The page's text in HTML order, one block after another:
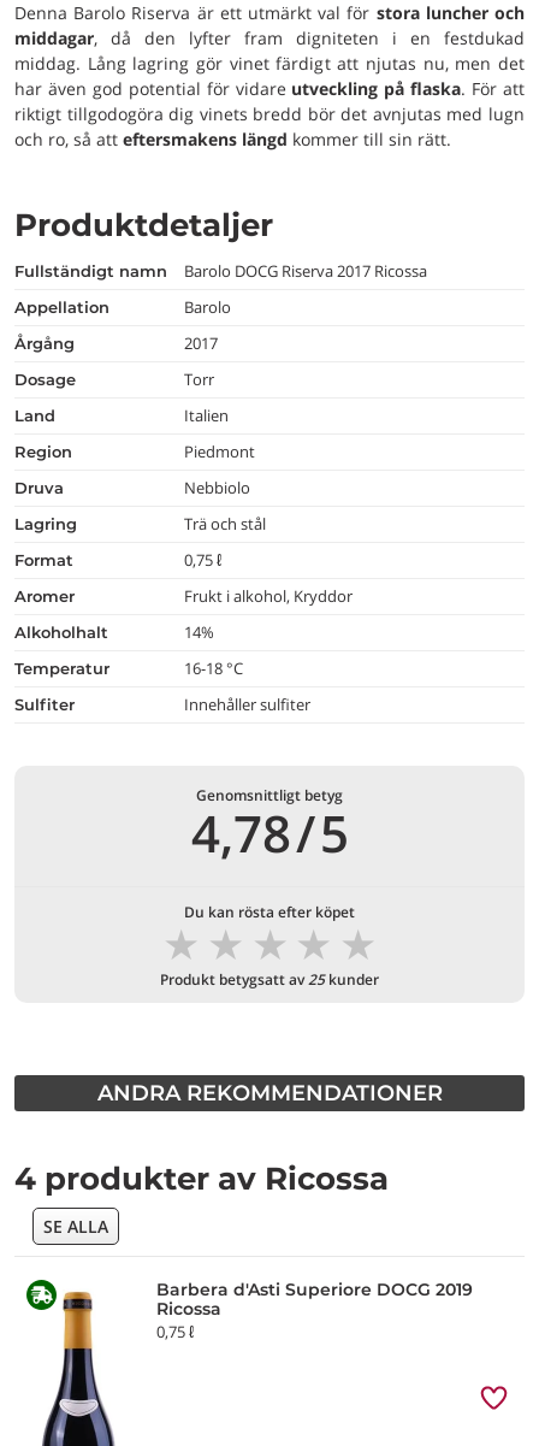
Denna Barolo Riserva är ett utmärkt val för stora luncher och
middagar, då den lyfter fram digniteten i en festdukad
middag. Lång lagring gör vinet färdigt att njutas nu, men det
har även god potential för vidare utveckling på flaska. För att
riktigt tillgodogöra dig vinets bredd bör det avnjutas med lugn
och ro, så att eftersmakens längd kommer till sin rätt.
Produktdetaljer
fullständigt namn Barolo DOCG Riserva 2017 Ricossa
appellation Barolo
årgång 2017
dosage Torr
land Italien
region Piedmont
druva Nebbiolo
lagring Trä och stål
format 0,75 ℓ
aromer Frukt i alkohol, Kryddor
alkoholhalt 14%
temperatur 16-18 °C
Sulfiter Innehåller sulfiter
Genomsnittligt betyg
4,78/5
Du kan rösta efter köpet
★
★
★
★
★
Produkt betygsatt av25kunder
ANDRA REKOMMENDATIONER
4 produkter av Ricossa
SE ALLA
Barbera d'Asti Superiore DOCG 2019
Ricossa
0,75 ℓ